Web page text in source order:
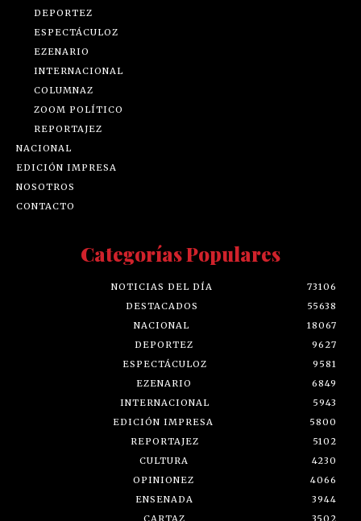
DEPORTEZ
ESPECTÁCULOZ
EZENARIO
INTERNACIONAL
COLUMNAZ
ZOOM POLÍTICO
REPORTAJEZ
NACIONAL
EDICIÓN IMPRESA
NOSOTROS
CONTACTO
Categorías Populares
NOTICIAS DEL DÍA
73106
DESTACADOS
55638
NACIONAL
18067
DEPORTEZ
9627
ESPECTÁCULOZ
9581
EZENARIO
6849
INTERNACIONAL
5943
EDICIÓN IMPRESA
5800
REPORTAJEZ
5102
CULTURA
4230
OPINIONEZ
4066
ENSENADA
3944
CARTAZ
3502